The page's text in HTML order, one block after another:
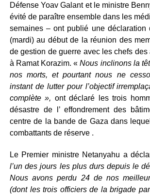
Défense Yoav Galant et le ministre
évité de paraître ensemble dans les
semaines – ont publié une déclaration
(mardi) au début de la réunion des
de gestion de guerre avec les chefs des
à Ramat Korazim. «Nous inclinons la
nos morts, et pourtant nous ne
instant de lutter pour l’objectif
complète », ont déclaré les trois
désastre de l’ effondrement des
centre de la bande de Gaza dans
combattants de réserve .
Le Premier ministre Netanyahu a
l’un des jours les plus durs depuis le
Nous avons perdu 24 de nos
(dont les trois officiers de la brigade